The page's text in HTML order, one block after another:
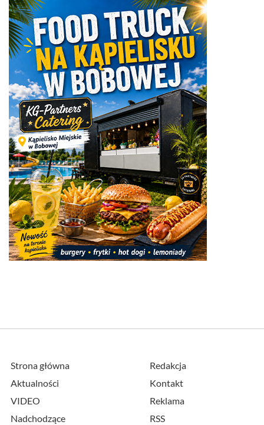
Strona główna
Aktualności
VIDEO
Nadchodzące
Redakcja
Kontakt
Reklama
RSS